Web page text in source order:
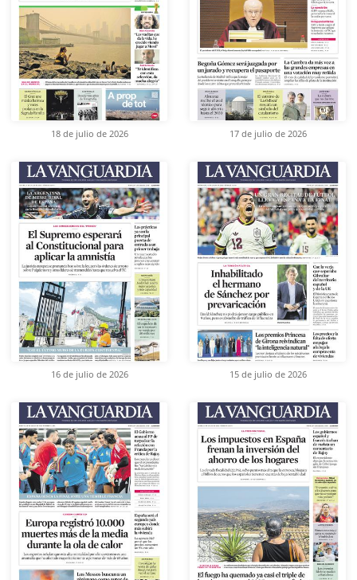
18 de julio de 2026 17 de julio de 2026
16 de julio de 2026 15 de julio de 2026